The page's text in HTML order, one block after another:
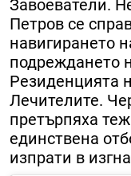
Завоеватели.
Петров се
навигирането
подреждането
Резиденцията
Лечителите.
претърпяха
единствена
изпрати в